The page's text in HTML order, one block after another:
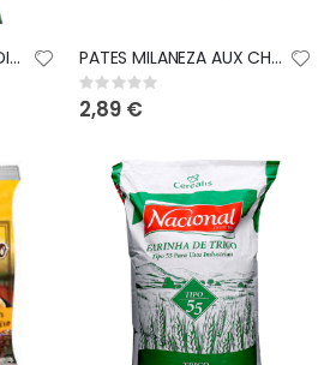
CAJUMAR FARINE MANDIOCA KG PATES MILANEZA AUX CHAMPIGNONS 500GR
Rating:
0%
2,89 €